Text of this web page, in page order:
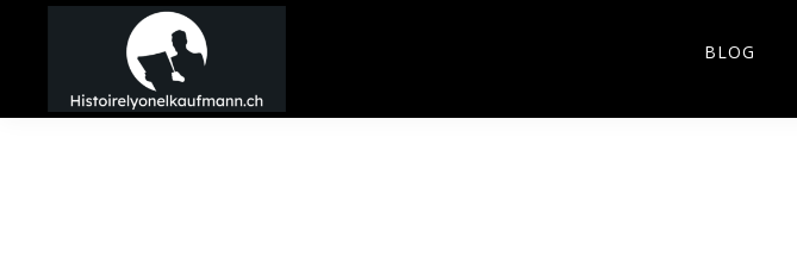
navigation
principal
barreHistoire
BLOG